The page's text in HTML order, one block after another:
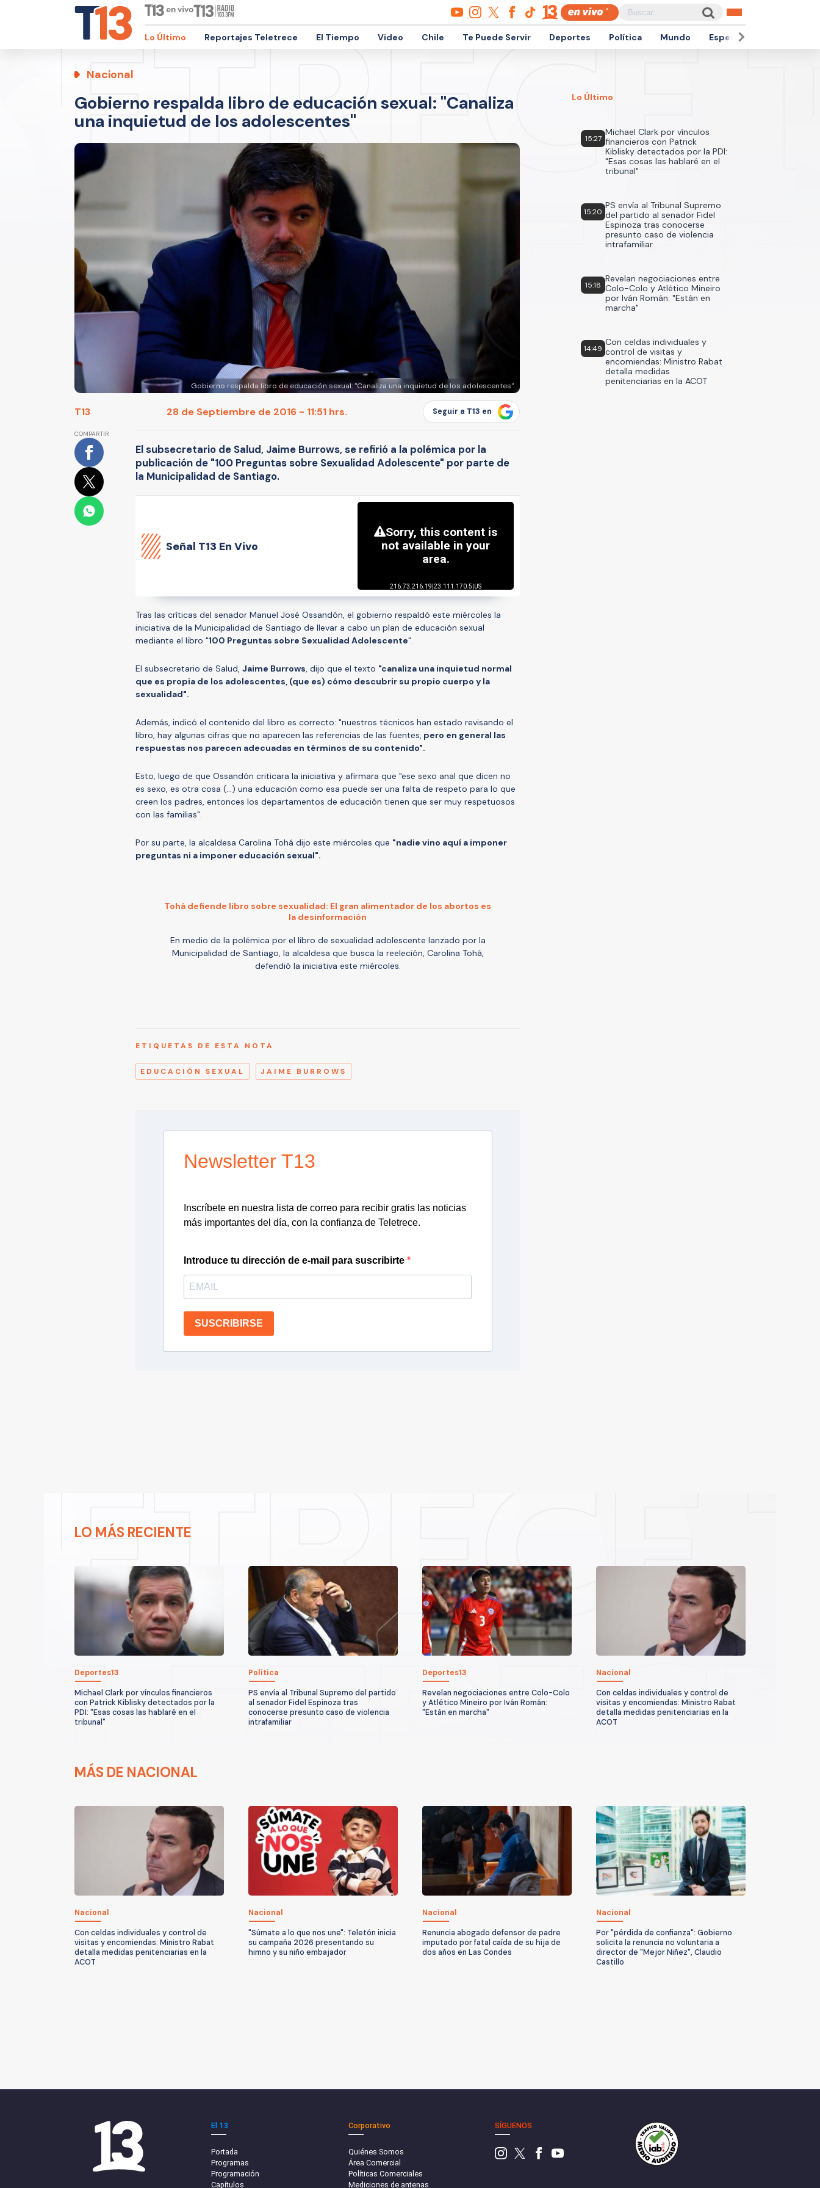
Lo Último Reportajes Teletrece El Tiempo Video Chile Te Puede Servir Deportes Política Mundo Espectáculos
Nacional
Gobierno respalda libro de educación sexual: "Canaliza
una inquietud de los adolescentes"
Gobierno respalda libro de educación sexual: "Canaliza una inquietud de los adolescentes"
T13 28 de Septiembre de 2016 - 11:51 hrs. Seguir a T13 en
COMPARTIR
El subsecretario de Salud, Jaime Burrows, se refirió a la polémica por la
publicación de "100 Preguntas sobre Sexualidad Adolescente" por parte de
la Municipalidad de Santiago.
Señal T13 En Vivo
Tras las críticas del senador Manuel José Ossandón, el gobierno respaldó este miércoles la
iniciativa de la Municipalidad de Santiago de llevar a cabo un plan de educación sexual
mediante el libro "100 Preguntas sobre Sexualidad Adolescente".
El subsecretario de Salud, Jaime Burrows, dijo que el texto "canaliza una inquietud normal
que es propia de los adolescentes, (que es) cómo descubrir su propio cuerpo y la
sexualidad".
Además, indicó el contenido del libro es correcto: "nuestros técnicos han estado revisando el
libro, hay algunas cifras que no aparecen las referencias de las fuentes, pero en general las
respuestas nos parecen adecuadas en términos de su contenido".
Esto, luego de que Ossandón criticara la iniciativa y afirmara que "ese sexo anal que dicen no
es sexo, es otra cosa (...) una educación como esa puede ser una falta de respeto para lo que
creen los padres, entonces los departamentos de educación tienen que ser muy respetuosos
con las familias".
Por su parte, la alcaldesa Carolina Tohá dijo este miércoles que "nadie vino aquí a imponer
preguntas ni a imponer educación sexual".
Tohá defiende libro sobre sexualidad: El gran alimentador de los abortos es
la desinformación
En medio de la polémica por el libro de sexualidad adolescente lanzado por la
Municipalidad de Santiago, la alcaldesa que busca la reeleción, Carolina Tohá,
defendió la iniciativa este miércoles.
ETIQUETAS DE ESTA NOTA
EDUCACIÓN SEXUAL JAIME BURROWS
Newsletter T13
Inscríbete en nuestra lista de correo para recibir gratis las noticias
más importantes del día, con la confianza de Teletrece.
Introduce tu dirección de e-mail para suscribirte
SUSCRIBIRSE
Lo Último
15:27
Michael Clark por vínculos
financieros con Patrick
Kiblisky detectados por la PDI:
"Esas cosas las hablaré en el
tribunal"
15:20
PS envía al Tribunal Supremo
del partido al senador Fidel
Espinoza tras conocerse
presunto caso de violencia
intrafamiliar
15:18
Revelan negociaciones entre
Colo-Colo y Atlético Mineiro
por Iván Román: "Están en
marcha"
14:49
Con celdas individuales y
control de visitas y
encomiendas: Ministro Rabat
detalla medidas
penitenciarias en la ACOT
LO MÁS RECIENTE
Deportes13
Michael Clark por vínculos financieros
con Patrick Kiblisky detectados por la
PDI: "Esas cosas las hablaré en el
tribunal"
Política
PS envía al Tribunal Supremo del partido
al senador Fidel Espinoza tras
conocerse presunto caso de violencia
intrafamiliar
Deportes13
Revelan negociaciones entre Colo-Colo
y Atlético Mineiro por Iván Román:
"Están en marcha"
Nacional
Con celdas individuales y control de
visitas y encomiendas: Ministro Rabat
detalla medidas penitenciarias en la
ACOT
MÁS DE NACIONAL
Nacional
Con celdas individuales y control de
visitas y encomiendas: Ministro Rabat
detalla medidas penitenciarias en la
ACOT
Nacional
"Súmate a lo que nos une": Teletón inicia
su campaña 2026 presentando su
himno y su niño embajador
Nacional
Renuncia abogado defensor de padre
imputado por fatal caída de su hija de
dos años en Las Condes
Nacional
Por "pérdida de confianza": Gobierno
solicita la renuncia no voluntaria a
director de "Mejor Niñez", Claudio
Castillo
El 13
Portada
Programas
Programación
Capítulos
Corporativo
Quiénes Somos
Área Comercial
Políticas Comerciales
Mediciones de antenas
SÍGUENOS